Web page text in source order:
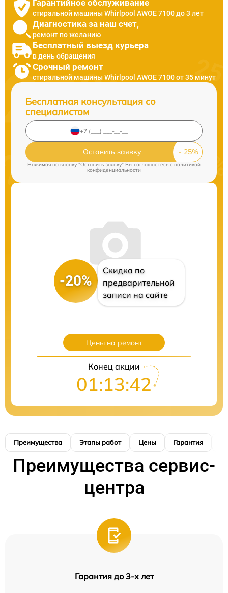
Гарантийное обслуживание
стиральной машины Whirlpool AWOE 7100 до 3 лет
Диагностика за наш счет,
ремонт по желанию
Бесплатный выезд курьера
в день обращения
Срочный ремонт
стиральной машины Whirlpool AWOE 7100 от 35 минут
Бесплатная консультация со
специалистом
Оставить заявку
Нажимая на кнопку "Оставить заявку" Вы соглашаетесь c политикой
конфиденциальности
-20%
Скидка по
предварительной
записи на сайте
Цены на ремонт
Конец акции
01:13:40
Преимущества Этапы работ Цены Гарантия
Преимущества сервис-
центра
Гарантия до 3-х лет